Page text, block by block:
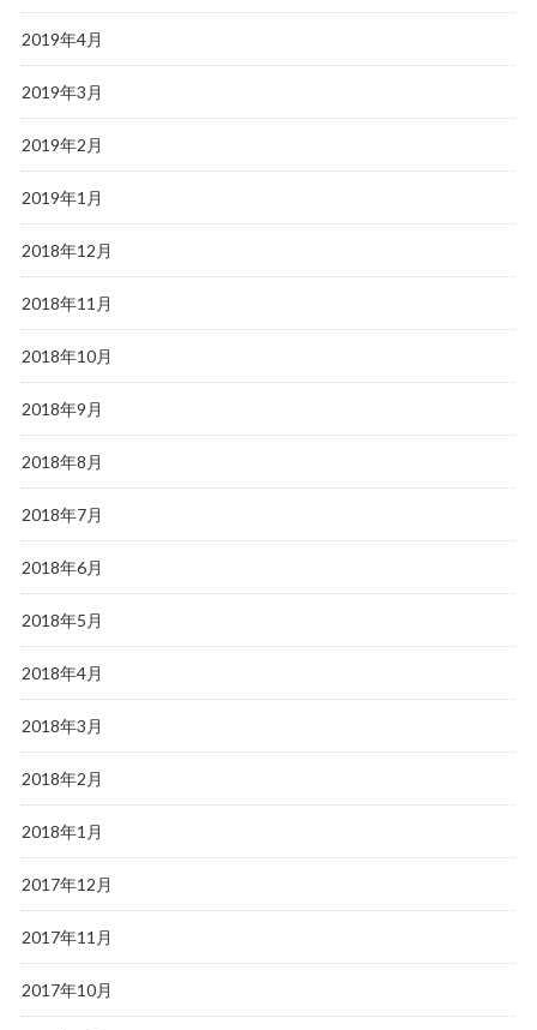
2019年4月
2019年3月
2019年2月
2019年1月
2018年12月
2018年11月
2018年10月
2018年9月
2018年8月
2018年7月
2018年6月
2018年5月
2018年4月
2018年3月
2018年2月
2018年1月
2017年12月
2017年11月
2017年10月